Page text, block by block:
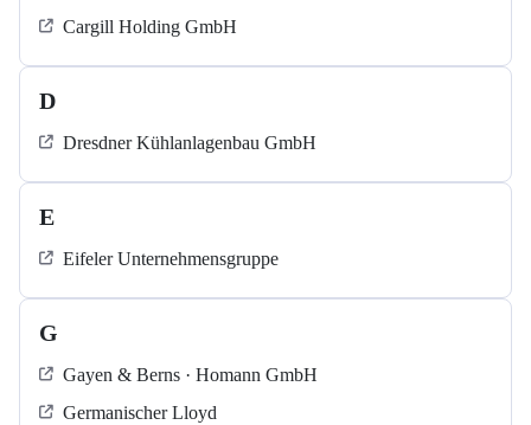
Cargill Holding GmbH
D
Dresdner Kühlanlagenbau GmbH
E
Eifeler Unternehmensgruppe
G
Gayen & Berns · Homann GmbH
Germanischer Lloyd